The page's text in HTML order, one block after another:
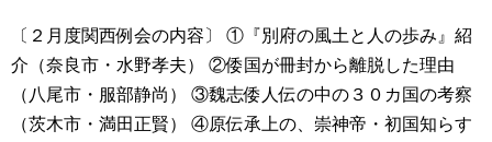
〔２月度関西例会の内容〕
①『別府の風土と人の歩み』紹
介（奈良市・水野孝夫）
②倭国が冊封から離脱した理由
（八尾市・服部静尚）
③魏志倭人伝の中の３０カ国の考察
（茨木市・満田正賢）
④原伝承上の、崇神帝・初国知らす